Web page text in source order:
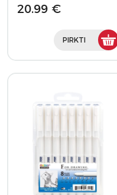
20.99 €
PIRKTI